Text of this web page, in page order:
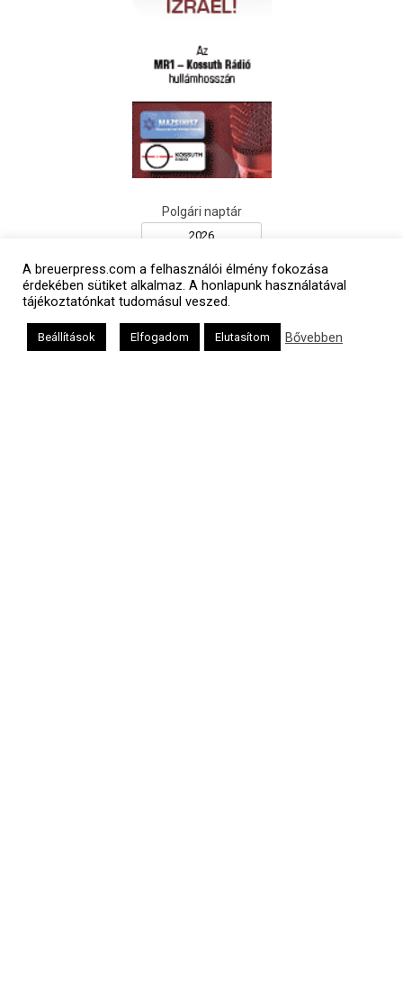
Polgári naptár
A breuerpress.com a felhasználói élmény fokozása
érdekében sütiket alkalmaz. A honlapunk használatával
tájékoztatónkat tudomásul veszed.
Beállítások Elfogadom Elutasítom Bővebben